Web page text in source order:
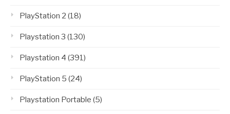
PlayStation 2 (18)
Playstation 3 (130)
Playstation 4 (391)
PlayStation 5 (24)
Playstation Portable (5)